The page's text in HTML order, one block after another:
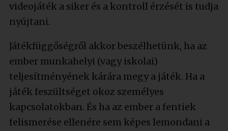
videojáték a siker és a kontroll érzését is tudja
nyújtani.
Játékfüggőségről akkor beszélhetünk, ha az
ember munkahelyi (vagy iskolai)
teljesítményének kárára megy a játék. Ha a
játék feszültséget okoz személyes
kapcsolatokban. És ha az ember a fentiek
felismerése ellenére sem képes lemondani a